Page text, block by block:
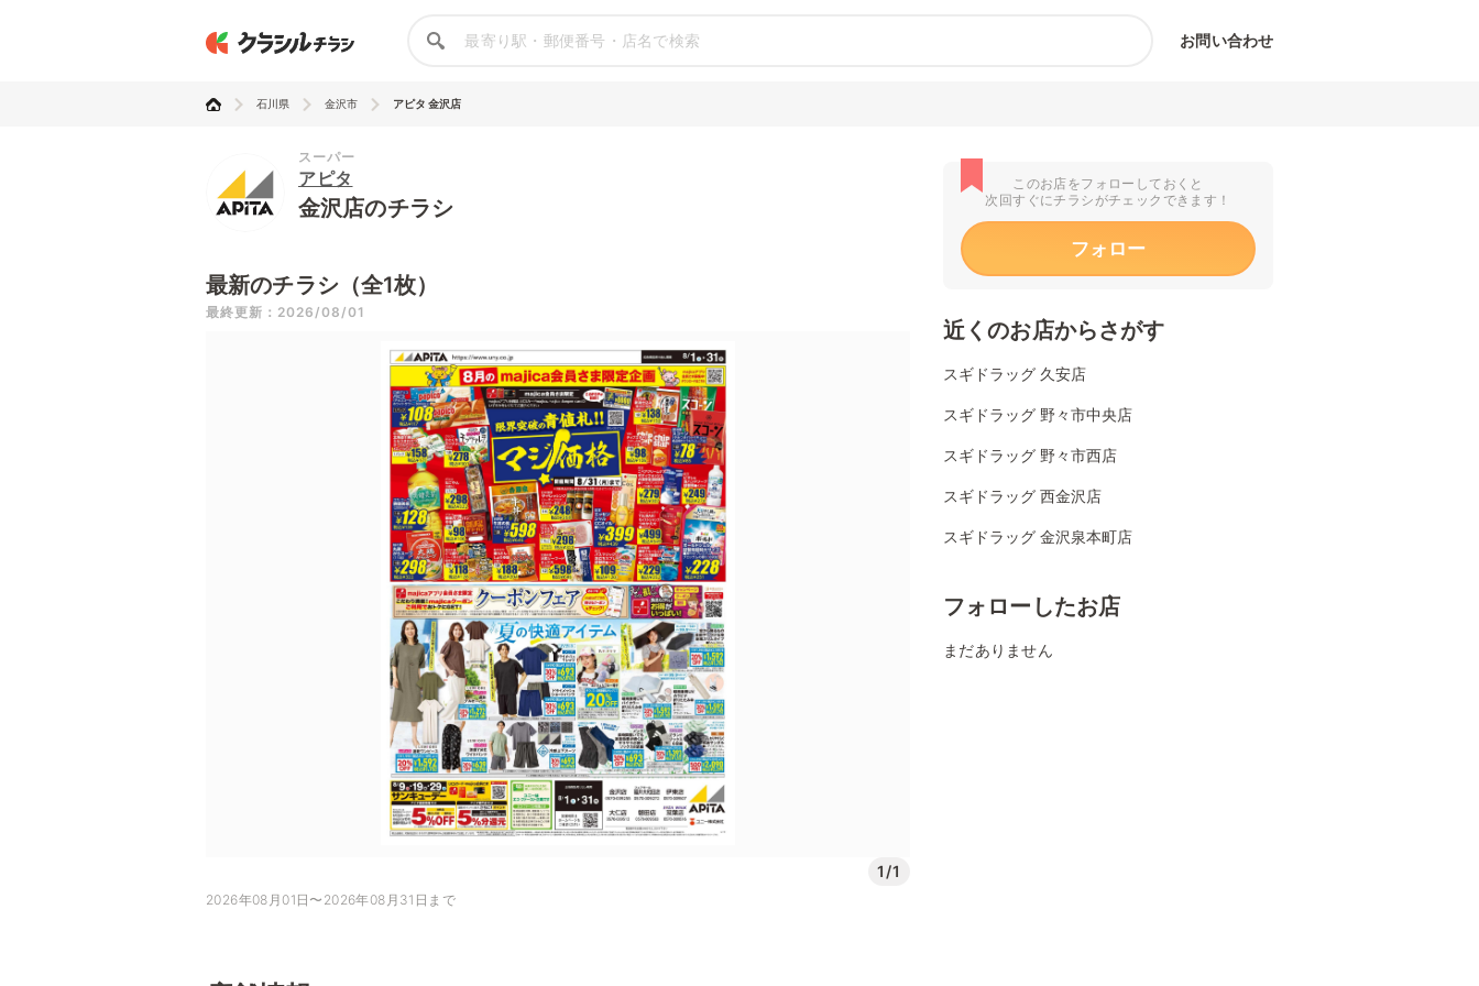
お問い合わせ
石川県 金沢市 アピタ 金沢店
スーパー
アピタ
金沢店のチラシ
最新のチラシ（全1枚）
最終更新：2026/08/01
1/1
2026年08月01日〜2026年08月31日まで
このお店をフォローしておくと
次回すぐにチラシがチェックできます！
フォロー
近くのお店からさがす
スギドラッグ 久安店
スギドラッグ 野々市中央店
スギドラッグ 野々市西店
スギドラッグ 西金沢店
スギドラッグ 金沢泉本町店
フォローしたお店
まだありません